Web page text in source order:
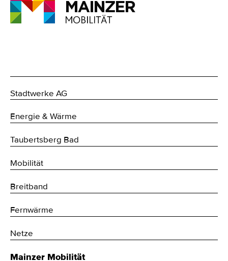
Stadtwerke AG
Energie & Wärme
Taubertsberg Bad
Mobilität
Breitband
Fernwärme
Netze
Mainzer Mobilität